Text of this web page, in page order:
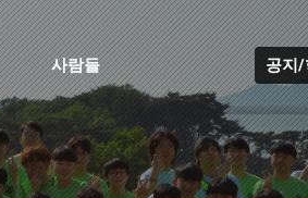
사람들 공지/